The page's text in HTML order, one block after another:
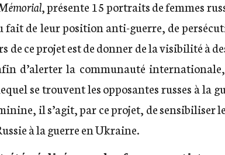
, présente 15 portraits de femmes
fait de leur position anti-guerre, de
de ce projet est de donner de la visibilité à
d’alerter la communauté
se trouvent les opposantes russes à la
il s’agit, par ce projet, de sensibiliser
à la guerre en Ukraine.